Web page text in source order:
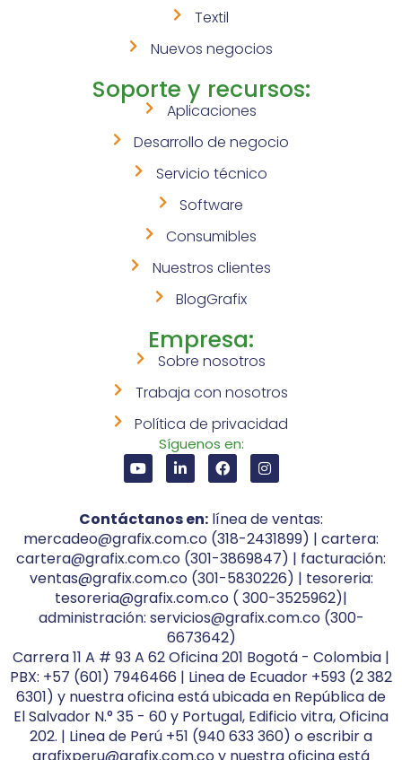
Textil
Nuevos negocios
Soporte y recursos:
Aplicaciones
Desarrollo de negocio
Servicio técnico
Software
Consumibles
Nuestros clientes
BlogGrafix
Empresa:
Sobre nosotros
Trabaja con nosotros
Política de privacidad
Síguenos en:
Contáctanos en: línea de ventas:
mercadeo@grafix.com.co (318-2431899) | cartera:
cartera@grafix.com.co (301-3869847) | facturación:
ventas@grafix.com.co (301-5830226) | tesoreria:
tesoreria@grafix.com.co ( 300-3525962)|
administración: servicios@grafix.com.co (300-
6673642)
Carrera 11 A # 93 A 62 Oficina 201 Bogotá - Colombia |
PBX: +57 (601) 7946466 | Linea de Ecuador +593 (2 382
6301) y nuestra oficina está ubicada en República de
El Salvador N.° 35 - 60 y Portugal, Edificio vitra, Oficina
202. | Linea de Perú +51 (940 633 360) o escribir a
grafixperu@grafix.com.co y nuestra oficina está